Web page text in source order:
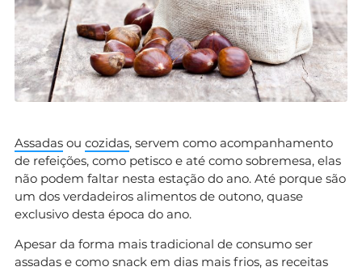
Assadas ou cozidas, servem como acompanhamento
de refeições, como petisco e até como sobremesa, elas
não podem faltar nesta estação do ano. Até porque são
um dos verdadeiros alimentos de outono, quase
exclusivo desta época do ano.
Apesar da forma mais tradicional de consumo ser
assadas e como snack em dias mais frios, as receitas